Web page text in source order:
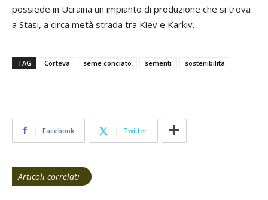
possiede in Ucraina un impianto di produzione che si trova
a Stasi, a circa metà strada tra Kiev e Karkiv.
TAG Corteva seme conciato sementi sostenibilità
Facebook Twitter
Articoli correlati